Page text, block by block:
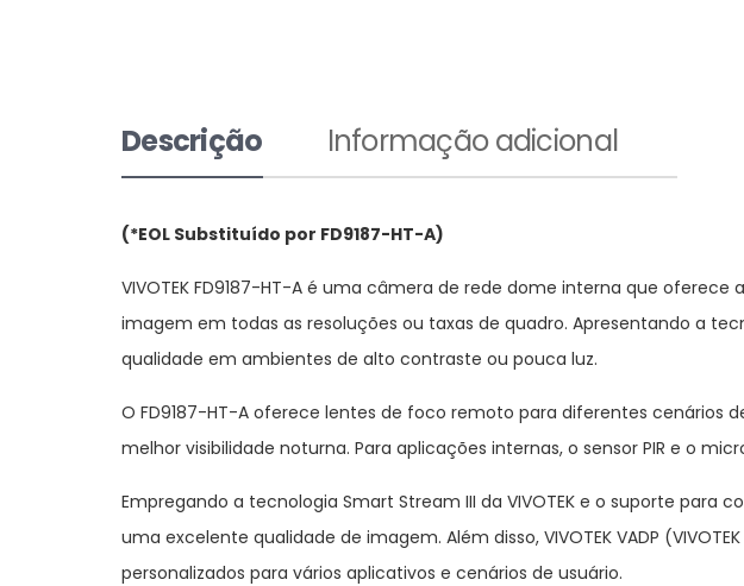
Descrição Informação adicional
(*EOL Substituído por FD9187-HT-A)
VIVOTEK FD9187-HT-A é uma câmera de rede dome interna que
imagem em todas as resoluções ou taxas de quadro. Apresentando a
qualidade em ambientes de alto contraste ou pouca luz.
O FD9187-HT-A oferece lentes de foco remoto para diferentes cenários
melhor visibilidade noturna. Para aplicações internas, o sensor PIR e o
Empregando a tecnologia Smart Stream III da VIVOTEK e o suporte para
uma excelente qualidade de imagem. Além disso, VIVOTEK VADP
personalizados para vários aplicativos e cenários de usuário.